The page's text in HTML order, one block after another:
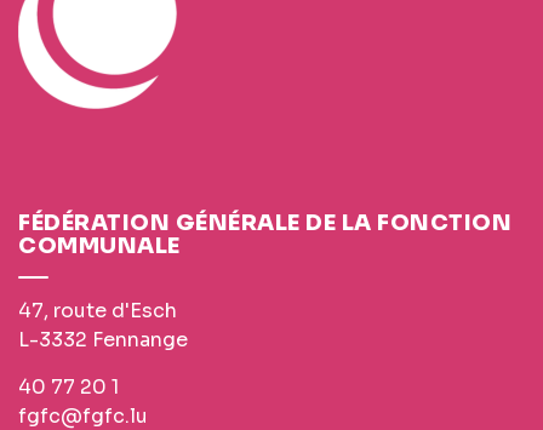
FÉDÉRATION GÉNÉRALE DE LA FONCTION
COMMUNALE
47, route d'Esch
L-3332 Fennange
40 77 20 1
fgfc@fgfc.lu